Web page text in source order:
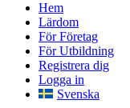
Hem
Lärdom
För Företag
För Utbildning
Registrera dig
Logga in
Svenska